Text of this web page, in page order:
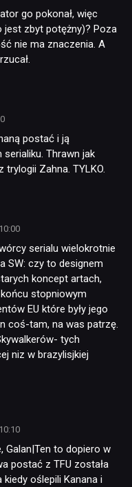
go pokonał, więc
jest zbyt potężny)? Poza
nie ma znaczenia. A
postać i ją
Thrawn jak
trylogii Zahna. TYLKO.
serialu wielokrotnie
SW: czy to designem
koncept artach,
stopniowym
EU które były jego
coś-tam, na was patrzę.
tych
niz w brazylisjkiej
Galan|Ten to dopiero w
postać z TFU została
oślepili Kanana i